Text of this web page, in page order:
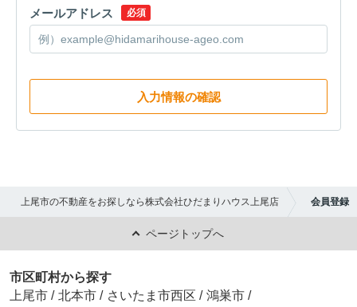
メールアドレス 必須
入力情報の確認
上尾市の不動産をお探しなら株式会社ひだまりハウス上尾店 会員登録
ページトップへ
市区町村から探す
上尾市 / 北本市 / さいたま市西区 / 鴻巣市 /